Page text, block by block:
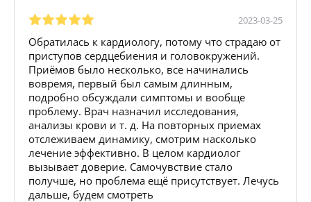
2023-03-25
Обратилась к кардиологу, потому что страдаю от
приступов сердцебиения и головокружений.
Приёмов было несколько, все начинались
вовремя, первый был самым длинным,
подробно обсуждали симптомы и вообще
проблему. Врач назначил исследования,
анализы крови и т. д. На повторных приемах
отслеживаем динамику, смотрим насколько
лечение эффективно. В целом кардиолог
вызывает доверие. Самочувствие стало
получше, но проблема ещё присутствует. Лечусь
дальше, будем смотреть